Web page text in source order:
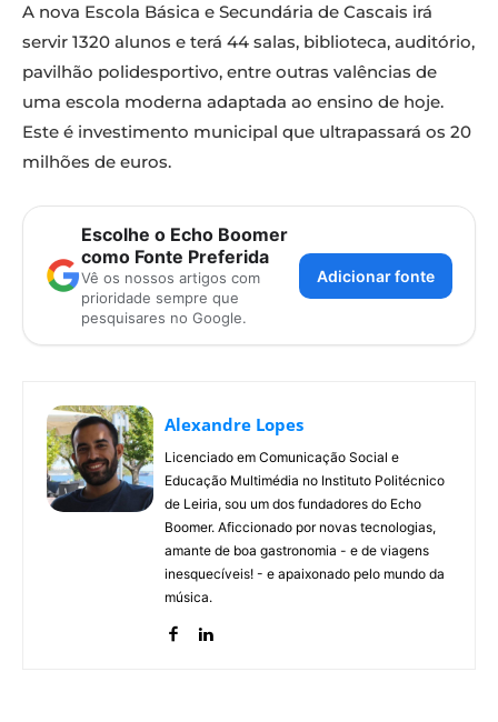
A nova Escola Básica e Secundária de Cascais irá
servir 1320 alunos e terá 44 salas, biblioteca, auditório,
pavilhão polidesportivo, entre outras valências de
uma escola moderna adaptada ao ensino de hoje.
Este é investimento municipal que ultrapassará os 20
milhões de euros.
Escolhe o Echo Boomer
como Fonte Preferida
Vê os nossos artigos com
prioridade sempre que
pesquisares no Google.
Adicionar fonte
Alexandre Lopes
Licenciado em Comunicação Social e
Educação Multimédia no Instituto Politécnico
de Leiria, sou um dos fundadores do Echo
Boomer. Aficcionado por novas tecnologias,
amante de boa gastronomia - e de viagens
inesquecíveis! - e apaixonado pelo mundo da
música.